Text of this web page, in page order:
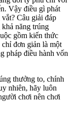
Vậy điều gì phát
Câu giải đáp
năng trúng
gồm kiến thức
đơn giản là một
pháp điều hành vốn
thưởng to, chính
nhiên, hãy luôn
chơi nên chơi